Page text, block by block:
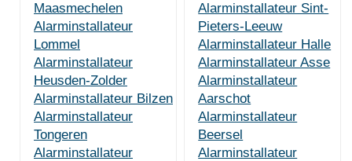
Maasmechelen
Alarminstallateur
Lommel
Alarminstallateur
Heusden-Zolder
Alarminstallateur Bilzen
Alarminstallateur
Tongeren
Alarminstallateur
Alarminstallateur Sint-
Pieters-Leeuw
Alarminstallateur Halle
Alarminstallateur Asse
Alarminstallateur
Aarschot
Alarminstallateur
Beersel
Alarminstallateur